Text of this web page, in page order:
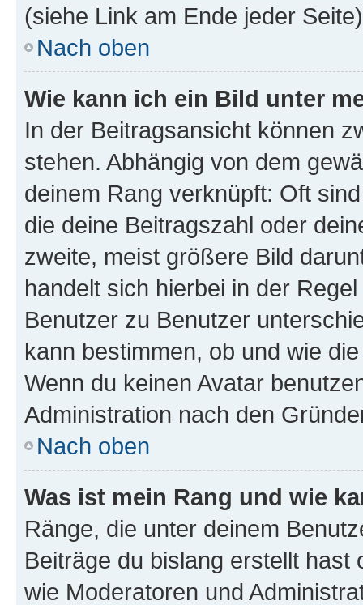
(siehe Link am Ende jeder
Nach oben
Wie kann ich ein Bild unter
In der Beitragsansicht können
stehen. Abhängig von dem
deinem Rang verknüpft: Oft
die deine Beitragszahl oder
zweite, meist größere Bild
handelt sich hierbei in der
Benutzer zu Benutzer
kann bestimmen, ob und wie
Wenn du keinen Avatar
Administration nach den
Nach oben
Was ist mein Rang und wie
Ränge, die unter deinem
Beiträge du bislang erstellt
wie Moderatoren und